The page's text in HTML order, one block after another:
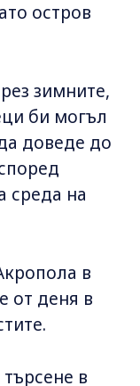
остров
зимните,
би могъл
доведе до
среда на
в
от деня в
в